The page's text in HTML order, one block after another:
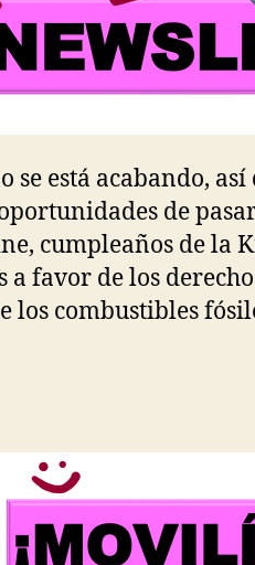
se está acabando,
de
cumpleaños de la
a favor de los
los combustibles